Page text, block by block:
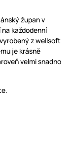
župan v
každodenní
z wellsoft
je krásně
velmi snadno